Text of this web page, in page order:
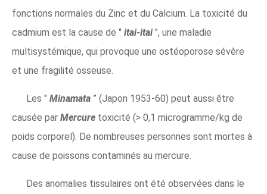
fonctions normales du Zinc et du Calcium. La toxicité du
cadmium est la cause de " itai-itai", une maladie
multisystémique, qui provoque une ostéoporose sévère
et une fragilité osseuse.
Les " Minamata ” (Japon 1953-60) peut aussi être
causée par Mercure toxicité (> 0,1 microgramme/kg de
poids corporel). De nombreuses personnes sont mortes à
cause de poissons contaminés au mercure.
Des anomalies tissulaires ont été observées dans le